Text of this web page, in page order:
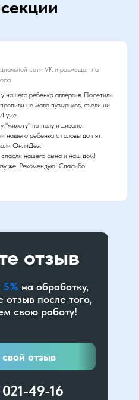
сети VK и размещен на
нашего ребенка аллергия. Посетили
не мало пузырьков, съели ни
уже
"милоту" на полу и диване.
нашего ребёнка с головы до пят.
ОнлиДез.
спасли нашего сына и наш дом!
же. Рекомендую! Спасибо!
отзыв
5% на обработку,
отзыв после того,
свою работу!
отзыв
49-16